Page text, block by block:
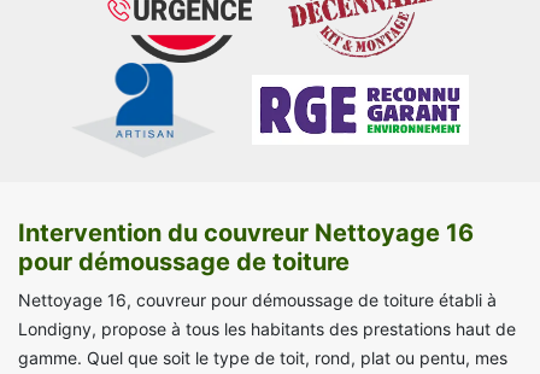
Intervention du couvreur Nettoyage 16
pour démoussage de toiture
Nettoyage 16, couvreur pour démoussage de toiture établi à
Londigny, propose à tous les habitants des prestations haut de
gamme. Quel que soit le type de toit, rond, plat ou pentu, mes